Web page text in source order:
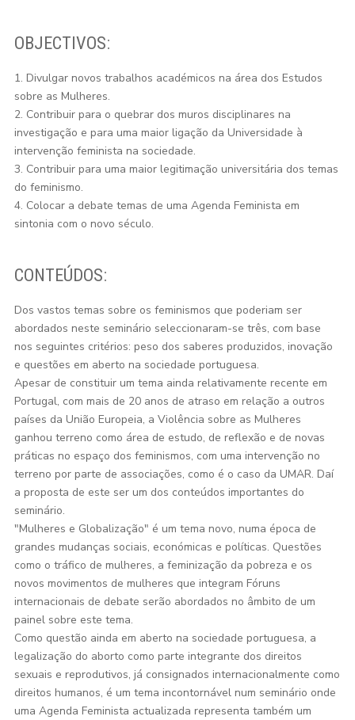
OBJECTIVOS:
1. Divulgar novos trabalhos académicos na área dos Estudos
sobre as Mulheres.
2. Contribuir para o quebrar dos muros disciplinares na
investigação e para uma maior ligação da Universidade à
intervenção feminista na sociedade.
3. Contribuir para uma maior legitimação universitária dos temas
do feminismo.
4. Colocar a debate temas de uma Agenda Feminista em
sintonia com o novo século.
CONTEÚDOS:
Dos vastos temas sobre os feminismos que poderiam ser
abordados neste seminário seleccionaram-se três, com base
nos seguintes critérios: peso dos saberes produzidos, inovação
e questões em aberto na sociedade portuguesa.
Apesar de constituir um tema ainda relativamente recente em
Portugal, com mais de 20 anos de atraso em relação a outros
países da União Europeia, a Violência sobre as Mulheres
ganhou terreno como área de estudo, de reflexão e de novas
práticas no espaço dos feminismos, com uma intervenção no
terreno por parte de associações, como é o caso da UMAR. Daí
a proposta de este ser um dos conteúdos importantes do
seminário.
"Mulheres e Globalização" é um tema novo, numa época de
grandes mudanças sociais, económicas e políticas. Questões
como o tráfico de mulheres, a feminização da pobreza e os
novos movimentos de mulheres que integram Fóruns
internacionais de debate serão abordados no âmbito de um
painel sobre este tema.
Como questão ainda em aberto na sociedade portuguesa, a
legalização do aborto como parte integrante dos direitos
sexuais e reprodutivos, já consignados internacionalmente como
direitos humanos, é um tema incontornável num seminário onde
uma Agenda Feminista actualizada representa também um